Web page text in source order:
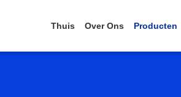
Thuis Over Ons Producten